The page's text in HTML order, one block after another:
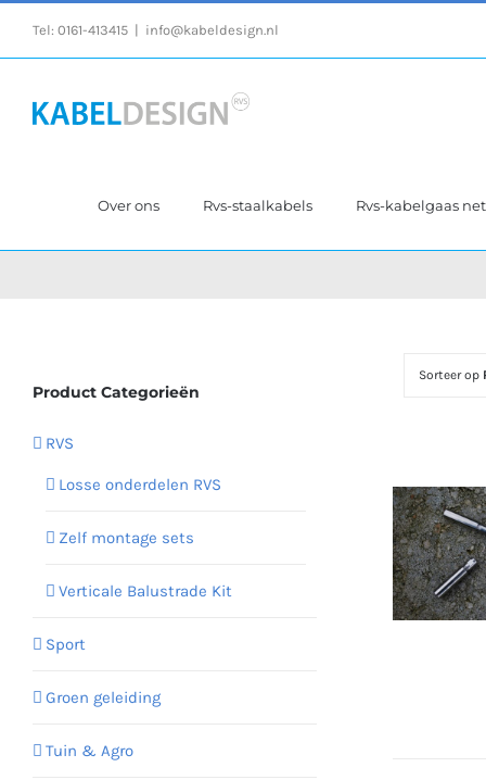
Tel: 0161-413415 info@kabeldesign.nl
Over ons Rvs-staalkabels Rvs-kabelgaas
Sorteer op
Product Categorieën
RVS
Losse onderdelen RVS
Zelf montage sets
Verticale Balustrade Kit
Sport
Groen geleiding
Tuin & Agro